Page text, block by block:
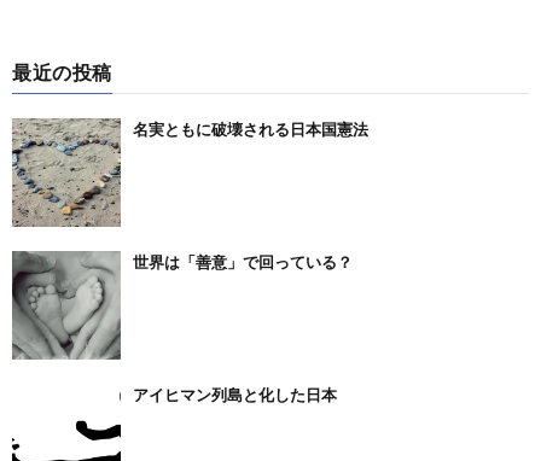
最近の投稿
名実ともに破壊される日本国憲法
世界は「善意」で回っている？
アイヒマン列島と化した日本